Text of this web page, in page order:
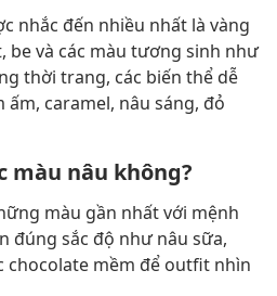
nhắc đến nhiều nhất là vàng
be và các màu tương sinh như
thời trang, các biến thể dễ
caramel, nâu sáng, đỏ
màu nâu không?
màu gần nhất với mệnh
đúng sắc độ như nâu sữa,
chocolate mềm để outfit nhìn